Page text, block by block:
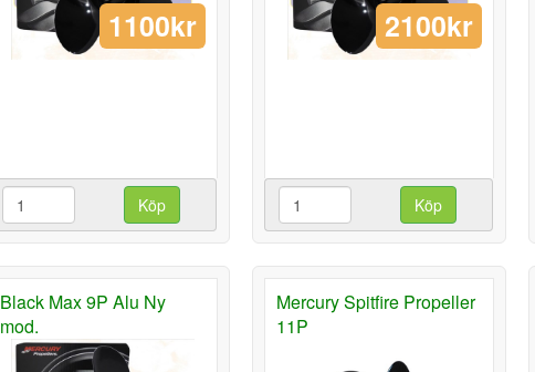
1100kr
Köp
2100kr
Köp
Black Max 9P Alu Ny
mod.
Mercury Spitfire Propeller
11P